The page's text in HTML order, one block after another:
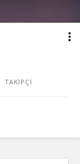
TAKİPÇİ